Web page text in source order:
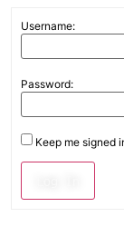
Username:
Password:
Keep me signed